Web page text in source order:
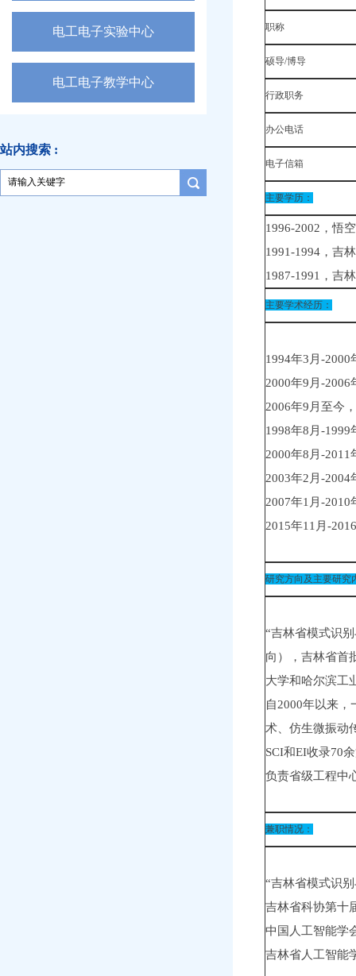
电工电子实验中心
电工电子教学中心
站内搜索 :
职称
硕导/博导
行政职务
办公电话
电子信箱
主要学历：
1996-2002，悟
1991-1994，吉
1987-1991，吉
主要学术经历：
1994年3月-
2000年9月-
2006年9月至今
1998年8月-
2000年8月-
2003年2月-
2007年1月-
2015年11月-
研究方向及主要研究
“吉林省模式识
向），吉林省首
大学和哈尔滨工
自2000年以来
术、仿生微振动
SCI和EI收录70
负责省级工程中
兼职情况：
“吉林省模式识
吉林省科协第十
中国人工智能学
吉林省人工智能